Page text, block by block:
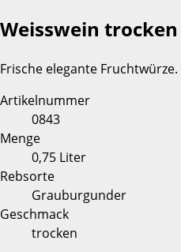
Weisswein trocken
Frische elegante Fruchtwürze.
Artikelnummer
0843
Menge
0,75 Liter
Rebsorte
Grauburgunder
Geschmack
trocken